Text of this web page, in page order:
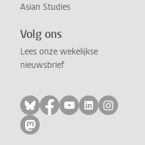
Asian Studies
Volg ons
Lees onze wekelijkse
nieuwsbrief
Volg ons op bluesky
Volg ons op
Volg ons op
Volg ons
Volg
Volg ons op mastodon